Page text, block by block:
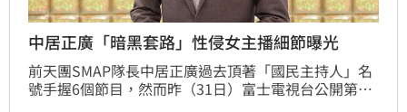
中居正廣「暗黑套路」性侵女主播細節曝光
前天團SMAP隊長中居正廣過去頂著「國民主持人」名
號手握6個節目，然而昨（31日）富士電視台公開第三